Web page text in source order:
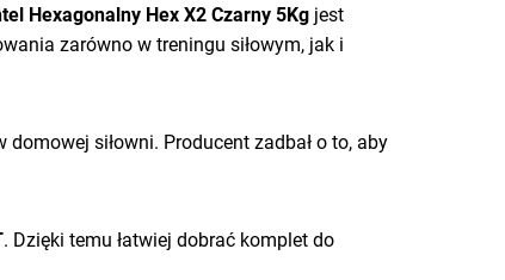
Hexagonalny Hex X2 Czarny 5Kg jest
zarówno w treningu siłowym, jak i
siłowni. Producent zadbał o to, aby
. Dzięki temu łatwiej dobrać komplet do